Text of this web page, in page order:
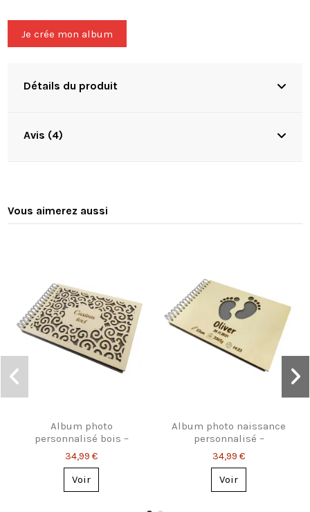
Je crée mon album
Détails du produit
Avis (4)
Vous aimerez aussi
Album photo
personnalisé bois –
Modèle arabesque
nuages
34,99 €
Voir
Album photo naissance
personnalisé –
Empreintes bébé
gravées
34,99 €
Voir